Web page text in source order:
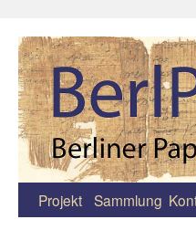
Zum
Projekt Sammlung